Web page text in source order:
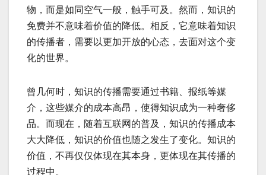
物，而是如同空气一般，触手可及。然而，知识的
免费并不意味着价值的降低。相反，它意味着知识
的传播者，需要以更加开放的心态，去面对这个变
化的世界。
曾几何时，知识的传播需要通过书籍、报纸等媒
介，这些媒介的成本高昂，使得知识成为一种奢侈
品。而现在，随着互联网的普及，知识的传播成本
大大降低，知识的价值也随之发生了变化。知识的
价值，不再仅仅体现在其本身，更体现在其传播的
过程中。